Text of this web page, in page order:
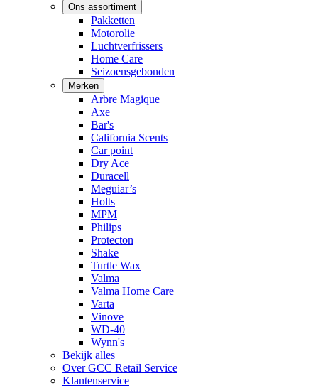
Ons assortiment
Pakketten
Motorolie
Luchtverfrissers
Home Care
Seizoensgebonden
Merken
Arbre Magique
Axe
Bar's
California Scents
Car point
Dry Ace
Duracell
Meguiar’s
Holts
MPM
Philips
Protecton
Shake
Turtle Wax
Valma
Valma Home Care
Varta
Vinove
WD-40
Wynn's
Bekijk alles
Over GCC Retail Service
Klantenservice